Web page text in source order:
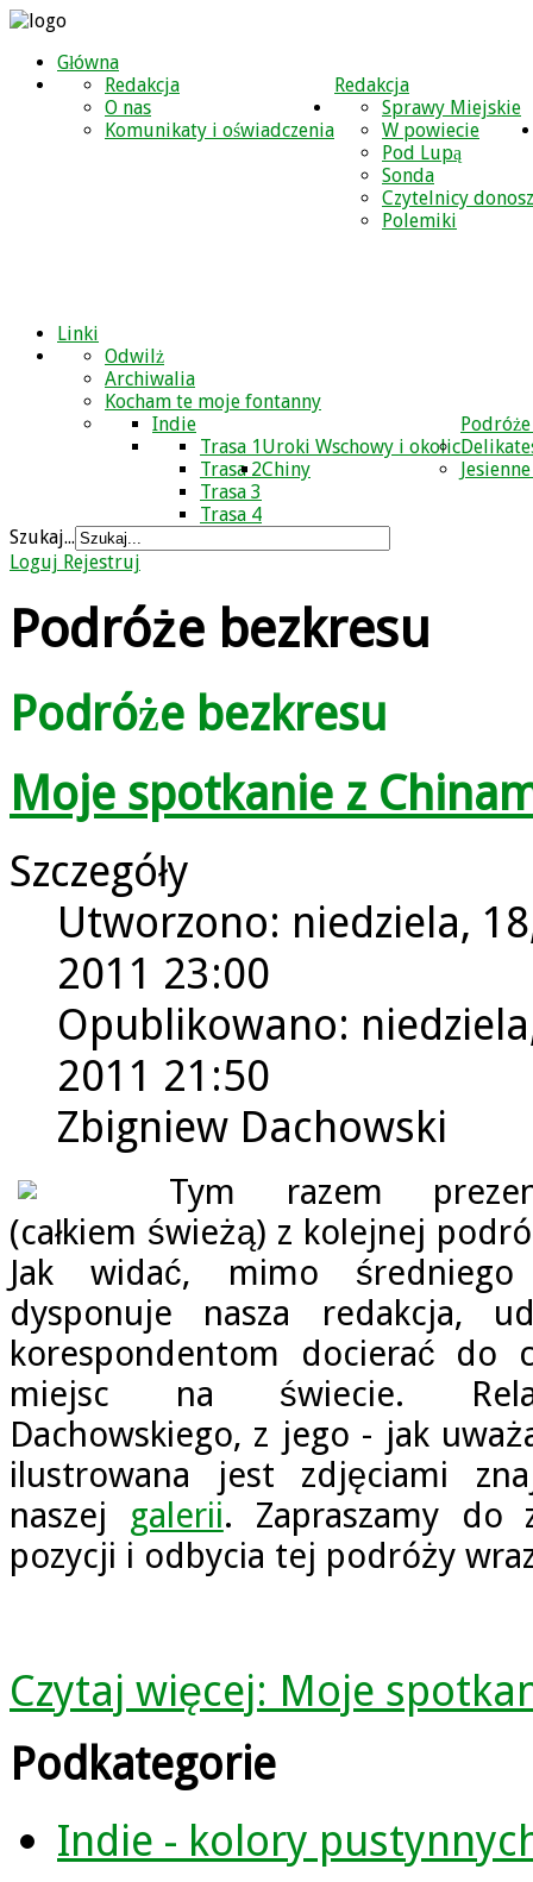
Główna
Redakcja
Redakcja
O nas
Komunikaty i oświadczenia
Sprawy Miejskie
W powiecie
Pod Lupą
Sonda
Czytelnicy
Polemiki
Linki
Odwilż
Archiwalia
Kocham te moje fontanny
Indie
Uroki Wschowy i okolic
Trasa 1
Trasa 2
Trasa 3
Trasa 4
Chiny
Szukaj...
Loguj Rejestruj
Podróże bezkresu
Podróże bezkresu
Moje spotkanie z
Szczegóły
Utworzono: niedziela,
2011 23:00
Opublikowano:
2011 21:50
Zbigniew Dachowski
Tym razem
(całkiem świeżą) z kolejnej
Jak widać, mimo
dysponuje nasza redakcja,
korespondentom docierać do
miejsc na świecie.
Dachowskiego, z jego - jak
ilustrowana jest zdjęciami
naszej galerii. Zapraszamy do
pozycji i odbycia tej podróży
Czytaj więcej: Moje
Podkategorie
Indie - kolory